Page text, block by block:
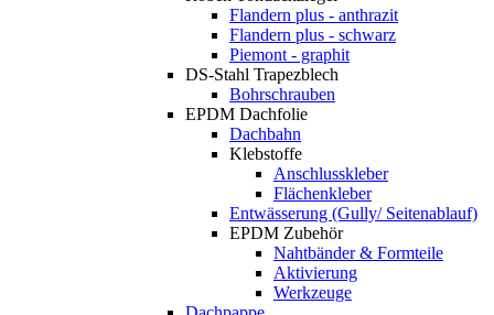
Flandern plus - anthrazit
Flandern plus - schwarz
Piemont - graphit
DS-Stahl Trapezblech
Bohrschrauben
EPDM Dachfolie
Dachbahn
Klebstoffe
Anschlusskleber
Flächenkleber
Entwässerung (Gully/ Seitenablauf)
EPDM Zubehör
Nahtbänder & Formteile
Aktivierung
Werkzeuge